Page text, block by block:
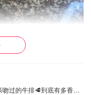
带你一起挑战顶级牛排馆‼️被时间亲吻过的牛排🥩到底有多香⁉️（内附3种经典配菜）